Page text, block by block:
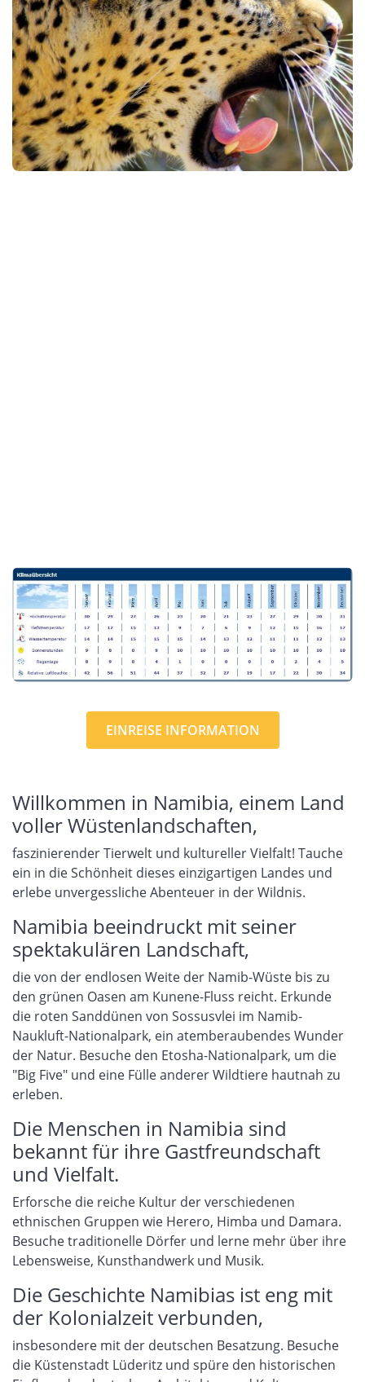
EINREISE INFORMATION
Willkommen in Namibia, einem Land
voller Wüstenlandschaften,
faszinierender Tierwelt und kultureller Vielfalt! Tauche
ein in die Schönheit dieses einzigartigen Landes und
erlebe unvergessliche Abenteuer in der Wildnis.
Namibia beeindruckt mit seiner
spektakulären Landschaft,
die von der endlosen Weite der Namib-Wüste bis zu
den grünen Oasen am Kunene-Fluss reicht. Erkunde
die roten Sanddünen von Sossusvlei im Namib-
Naukluft-Nationalpark, ein atemberaubendes Wunder
der Natur. Besuche den Etosha-Nationalpark, um die
"Big Five" und eine Fülle anderer Wildtiere hautnah zu
erleben.
Die Menschen in Namibia sind
bekannt für ihre Gastfreundschaft
und Vielfalt.
Erforsche die reiche Kultur der verschiedenen
ethnischen Gruppen wie Herero, Himba und Damara.
Besuche traditionelle Dörfer und lerne mehr über ihre
Lebensweise, Kunsthandwerk und Musik.
Die Geschichte Namibias ist eng mit
der Kolonialzeit verbunden,
insbesondere mit der deutschen Besatzung. Besuche
die Küstenstadt Lüderitz und spüre den historischen